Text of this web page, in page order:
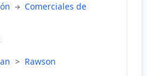
Comerciales de
> Rawson